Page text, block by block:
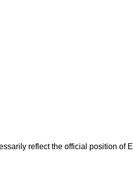
reflect the official position of